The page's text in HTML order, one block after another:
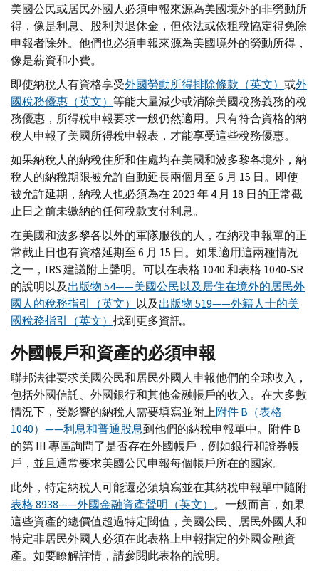
美國公民或居民外國人必須申報來源為美國境外的非勞動所
得，像是利息、股利與退休金，但依法或依租稅協定得免除
申報者除外。他們也必須申報來源為美國境外的勞動所得，
像是薪資和小費。
即使納稅人有資格享受外國勞動所得排除條款（英文） 或外
國稅務優惠（英文） 等能大量減少或消除美國稅務義務的稅
務優惠，所得稅申報要求一般仍然適用。只有符合資格的納
稅人申報了美國所得稅申報表，才能享受這些稅務優惠。
如果納稅人的納稅住所和住處均在美國和波多黎各境外，納
稅人的納稅期限被允許自動延長兩個月至 6 月 15 日。即使
被允許延期，納稅人也必須為在 2023 年 4 月 18 日的正常截
止日之前未繳納的任何稅款支付利息。
在美國和波多黎各以外的軍隊服役的人，在納稅申報單的正
常截止日也有資格延期至 6 月 15 日。如果適用這兩種情況
之一， IRS建議附上聲明。可以在表格 1040 和表格 1040-SR
的說明以及出版物 54——美國公民以及居住在境外的居民外
國人的稅務指引（英文） 以及出版物 519——外籍人士的美
國稅務指引（英文） 找到更多資訊。
外國帳戶和資產的必須申報
聯邦法律要求美國公民和居民外國人申報他們的全球收入，
包括外國信託、外國銀行和其他金融帳戶的收入。在大多數
情況下，受影響的納稅人需要填寫並附上附件B （表格
1040）——利息和普通股息到他們的納稅申報單中。附件B
的第III 專區詢問了是否存在外國帳戶，例如銀行和證券帳
戶，並且通常要求美國公民申報每個帳戶所在的國家。
此外，特定納稅人可能還必須填寫並在其納稅申報單中隨附
表格 8938——外國金融資產聲明（英文） 。一般而言，如果
這些資產的總價值超過特定閾值，美國公民、居民外國人和
特定非居民外國人必須在此表格上申報指定的外國金融資
產。如要瞭解詳情，請參閱此表格的說明。